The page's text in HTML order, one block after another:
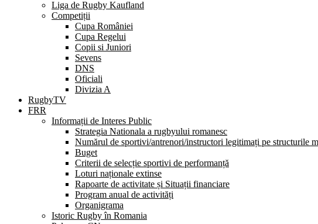
Liga de Rugby Kaufland
Competiții
Cupa României
Cupa Regelui
Copii si Juniori
Sevens
DNS
Oficiali
Divizia A
RugbyTV
FRR
Informații de Interes Public
Strategia Nationala a rugbyului romanesc
Numărul de sportivi/antrenori/instructori legitimați pe structurile
Buget
Criterii de selecție sportivi de performanță
Loturi naționale extinse
Rapoarte de activitate și Situații financiare
Program anual de activități
Organigrama
Istoric Rugby în Romania